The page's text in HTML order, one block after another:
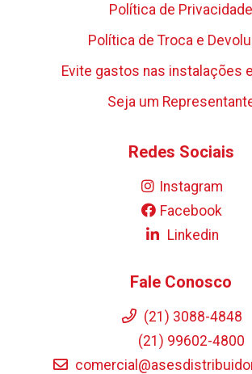
Política de Privacidade
Política de Troca e
Evite gastos nas instalações
Seja um
Redes Sociais
Instagram
Facebook
Linkedin
Fale Conosco
(21) 3088-4848
(21) 99602-4800